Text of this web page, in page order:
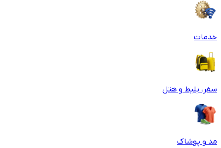
خدمات
سفر، بلیط و هتل
مد و پوشاک